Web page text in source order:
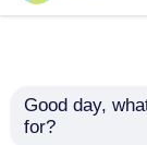
Good day,
for?